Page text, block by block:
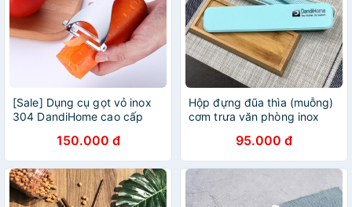
[Sale] Dụng cụ gọt vỏ inox
304 DandiHome cao cấp
150.000 đ
Hộp đựng đũa thìa (muỗng)
cơm trưa văn phòng inox
95.000 đ